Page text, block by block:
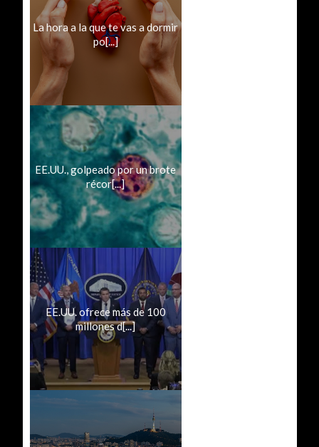
La hora a la que te vas a dormir
po[...]
EE.UU., golpeado por un brote
récor[...]
EE.UU. ofrece más de 100
millones d[...]